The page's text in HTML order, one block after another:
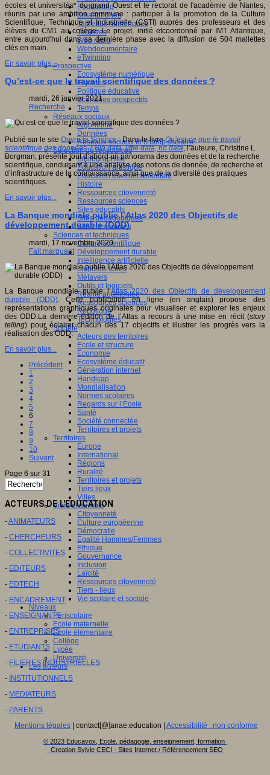
Podcasting
Smartphones
Tableaux numériques
Tablettes
Web radio
Webdocumentaire
eTwinning
Prospective
Ecosystème numérique
Espaces
Politique éducative
Scénarios prospectifs
Temps
Réseaux sociaux
Algorithme
Données
Réseaux sociaux et champ scolaire
Sélection de ressources
Bibliographies
Education artistique
Education environnementale
Histoire
Ressources citoyenneté
Ressources sciences
Sites éducatifs
Sites pédagogiques
Sites ressources
Sciences et techniques
Culture scientifique
Développement durable
Intelligence artificielle
Logiciels libres
Métavers
Outils et logiciels
Réalité augmentée
Ressources sciences
Robotique
Technologies
Société
Acteurs des territoires
Ecole et structure
Economie
Ecosystème éducatif
Génération internet
Handicap
Mondialisation
Normes scolaires
Regards sur l’Ecole
Santé
Société connectée
Territoires et projets
Territoires
Europe
International
Régions
Ruralité
Territoires et projets
Tiers lieux
Villes
Vivre ensemble
Citoyenneté
Culture européenne
Démocratie
Egalité Hommes/Femmes
Ethique
Gouvernance
Inclusion
Laïcité
Ressources citoyenneté
Tiers - lieux
Vie scolaire et sociale
Niveaux
Périscolaire
Ecole maternelle
Ecole élémentaire
Collège
Lycée
Université
Les auteurs
écoles et universités* du grand Ouest et le rectorat de l'académie de Nantes,
réunis par une ambition commune : participer à la promotion de la Culture
Scientifique, Technique et Industrielle (CSTI) auprès des professeurs et des
élèves du CM1 au collège. Le projet, initié etcoordonné par IMT Atlantique,
entre aujourd'hui dans sa dernière phase avec la diffusion de 504 mallettes
clés en main.
En savoir plus...
Qu’est-ce que le travail scientifique des données ?
mardi, 26 janvier 2021
Recherche
Publié sur le site Ouvrir la Science: Dans le livreQu’est-ce que le travail
scientifique des données ? Big data, little data, no data, l’auteure, Christine L.
Borgman, présente tout d’abord un panorama des données et de la recherche
scientifique, conduisant à une analyse des notions de donnée, de recherche et
d’infrastructure de la connaissance, ainsi que de la diversité des pratiques
scientifiques.
En savoir plus...
La Banque mondiale publie l’Atlas 2020 des Objectifs de
développement durable (ODD)
mardi, 17 novembre 2020
Fait marquant
La Banque mondiale publie l’Atlas 2020 des Objectifs de développement
durable (ODD). Cette publication en ligne (en anglais) propose des
représentations graphiques originales pour visualiser et explorer les enjeux
des ODD.La dernière édition de l’Atlas a recours à une mise en récit (story
telling) pour éclairer chacun des 17 objectifs et illustrer les progrès vers la
réalisation des ODD.
En savoir plus...
Précédent
1
2
3
4
5
6
7
8
9
10
Suivant
Page 6 sur 31
ACTEURS DE L'EDUCATION
-ANIMATEURS
- CHERCHEURS
- COLLECTIVITES
- EDITEURS
- EDTECH
- ENCADREMENT
- ENSEIGNANTS
- ENTREPRISES
- ETUDIANTS
- FILIERES INDUSTRIELLES
- INSTITUTIONNELS
- MEDIATEURS
- PARENTS
Mentions légales| contact[@]anae.education | Accessibilité : non conforme
© 2023 Educavox, Ecole, pédagogie, enseignement, formation
Creation Sylvie CECI - Sites Internet / Référencement SEO